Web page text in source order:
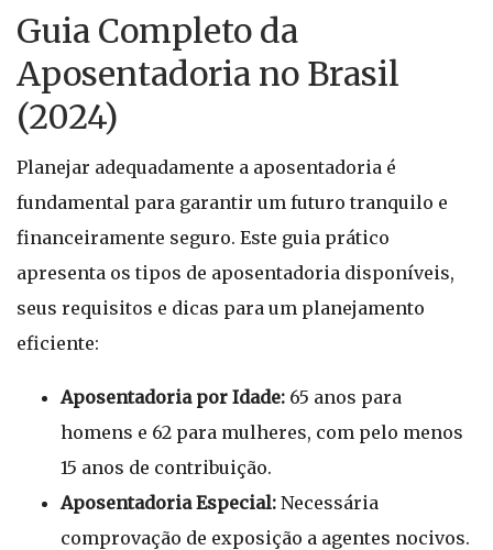
Guia Completo da
Aposentadoria no Brasil
(2024)
Planejar adequadamente a aposentadoria é
fundamental para garantir um futuro tranquilo e
financeiramente seguro. Este guia prático
apresenta os tipos de aposentadoria disponíveis,
seus requisitos e dicas para um planejamento
eficiente:
Aposentadoria por Idade: 65 anos para
homens e 62 para mulheres, com pelo menos
15 anos de contribuição.
Aposentadoria Especial: Necessária
comprovação de exposição a agentes nocivos.